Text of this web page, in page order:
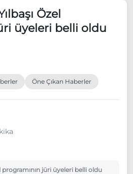
ziyaret edecek
daha katılmama kararı aldı
Özel
üyeleri belli oldu
Öne Çıkan Haberler
programının jüri üyeleri belli oldu